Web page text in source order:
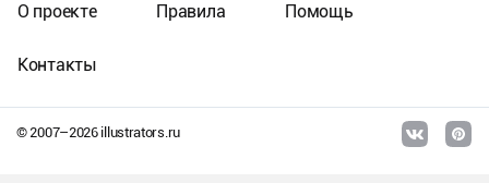
© 2007–2026illustrators.ru
О проекте Правила Помощь
Контакты